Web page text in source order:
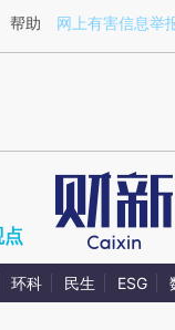
帮助 网上有害信息举
点
环科 民生 ESG